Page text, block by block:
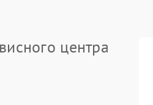
центра